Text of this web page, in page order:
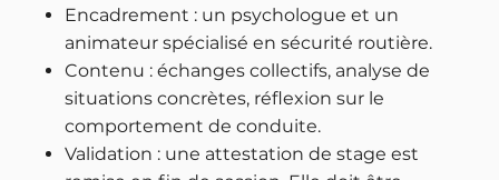
Encadrement : un psychologue et un
animateur spécialisé en sécurité routière.
Contenu : échanges collectifs, analyse de
situations concrètes, réflexion sur le
comportement de conduite.
Validation : une attestation de stage est